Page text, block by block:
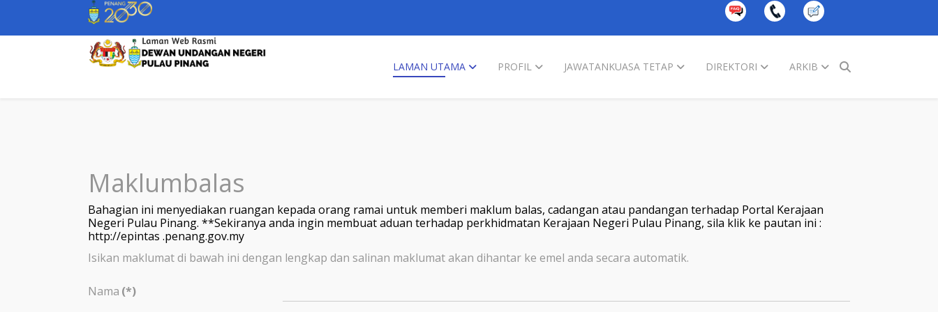
LAMAN UTAMA PROFIL JAWATANKUASA TETAP DIREKTORI ARKIB
Maklumbalas
Bahagian ini menyediakan ruangan kepada orang ramai untuk memberi maklum balas, cadangan atau pandangan terhadap Portal Kerajaan
Negeri Pulau Pinang. **Sekiranya anda ingin membuat aduan terhadap perkhidmatan Kerajaan Negeri Pulau Pinang, sila klik ke pautan ini :
http://epintas .penang.gov.my
Isikan maklumat di bawah ini dengan lengkap dan salinan maklumat akan dihantar ke emel anda secara automatik.
Nama (*)